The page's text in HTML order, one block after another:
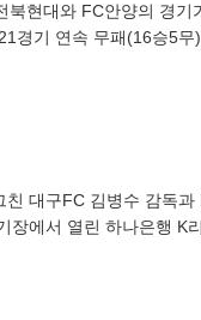
현대와 FC안양의 경기
경기 연속 무패(16승5무)
대구FC 김병수 감독과
에서 열린 하나은행 K